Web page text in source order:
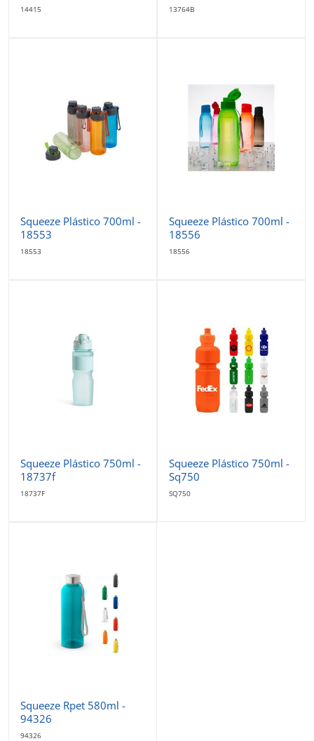
14415 13764B
Squeeze Plástico 700ml -
18553
18553
Squeeze Plástico 700ml -
18556
18556
Squeeze Plástico 750ml -
18737f
18737F
Squeeze Plástico 750ml -
Sq750
SQ750
Squeeze Rpet 580ml -
94326
94326